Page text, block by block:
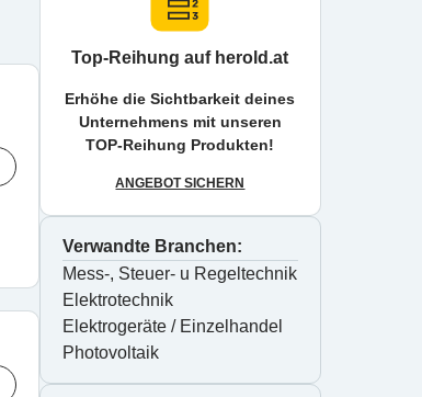
Top-Reihung auf herold.at
Erhöhe die Sichtbarkeit deines
Unternehmens mit unseren
TOP-Reihung Produkten!
ANGEBOT SICHERN
Verwandte Branchen:
Mess-, Steuer- u Regeltechnik
Elektrotechnik
Elektrogeräte / Einzelhandel
Photovoltaik